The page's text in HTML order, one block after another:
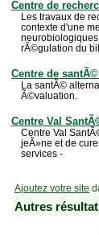
Centre de
Les travaux de
contexte d'une
rÃ©gulation du
Centre de
La santÃ©
Ã©valuation.
Centre Val
Centre Val
jeÃ»ne et de
services -
Ajoutez votre site
Autres